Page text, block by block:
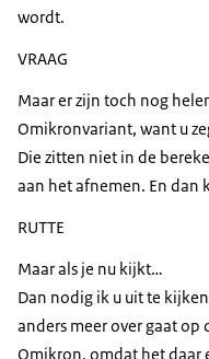
wordt.
VRAAG
Maar er zijn toch nog
Omikronvariant, want u
Die zitten niet in de
aan het afnemen. En dan
RUTTE
Maar als je nu kijkt…
Dan nodig ik u uit te
anders meer over gaat
Omikron, omdat het daar